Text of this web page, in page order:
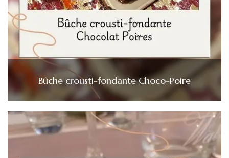
Bûche crousti-fondante Choco-Poire